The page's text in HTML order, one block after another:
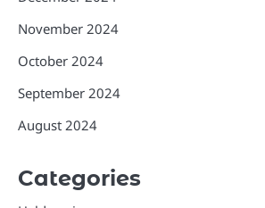
November 2024
October 2024
September 2024
August 2024
Categories